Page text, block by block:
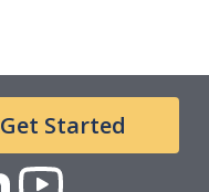
Get Started